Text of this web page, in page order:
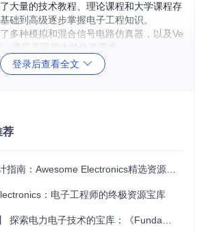
了大量的技术教程、理论课程和大学课程存
础到高级逐步掌握电子工程知识。
了多种模拟和混合信号电路仿真器，以及Ve
满足不同层次的仿真需求。
了多款免费的EDA（电子设计自动化）软
等，帮助用户进行电路设计和PCB布
荐了多个项目分享平台，用户可以在这里
场景
适用于以下场景：
是学生还是自学者，都可以通过项目中的
登录后查看全文
荐
南：Awesome Electronics精选资源全解析 🚀
：电子工程师的终极资源宝库
子技术的宝库：《Fundamentals of Power Electronics 2021》第三版资源推荐